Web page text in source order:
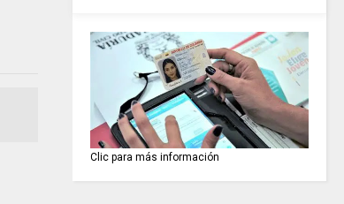
Clic para más información